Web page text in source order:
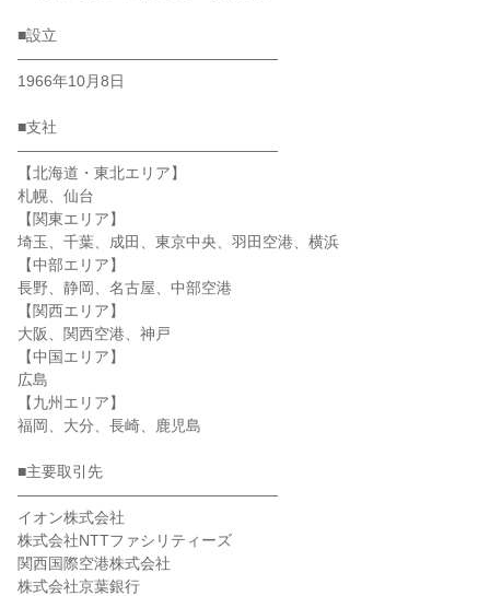
■設立
―――――――――――――――――
1966年10月8日
■支社
―――――――――――――――――
【北海道・東北エリア】
札幌、仙台
【関東エリア】
埼玉、千葉、成田、東京中央、羽田空港、横浜
【中部エリア】
長野、静岡、名古屋、中部空港
【関西エリア】
大阪、関西空港、神戸
【中国エリア】
広島
【九州エリア】
福岡、大分、長崎、鹿児島
■主要取引先
―――――――――――――――――
イオン株式会社
株式会社NTTファシリティーズ
関西国際空港株式会社
株式会社京葉銀行